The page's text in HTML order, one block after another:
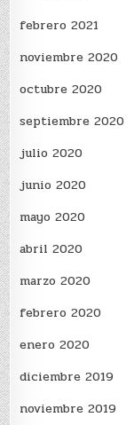
febrero 2021
noviembre 2020
octubre 2020
septiembre 2020
julio 2020
junio 2020
mayo 2020
abril 2020
marzo 2020
febrero 2020
enero 2020
diciembre 2019
noviembre 2019